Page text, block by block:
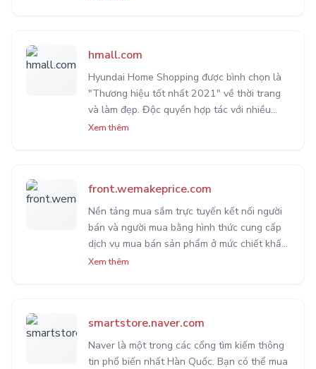
mắc và vấn đề của khách hàng một cách
điểm nêu trên, Coupang đã trở thành lựa
chọn hàng đầu cho người tiêu dùng tại Hàn
Quốc và nhiều quốc gia khác trên thế giới.
hmall.com
Hyundai Home Shopping được bình chọn là
"Thương hiệu tốt nhất 2021" về thời trang
và làm đẹp. Độc quyền hợp tác với nhiều
thương hiệu nổi tiếng như Lee Sang-bong
Xem thêm
front.wemakeprice.com
Nền tảng mua sắm trực tuyến kết nối người
bán và người mua bằng hình thức cung cấp
dịch vụ mua bán sản phẩm ở mức chiết khấu
tốt nhất cho các mặt hàng về thực phẩm,
Xem thêm
smartstore.naver.com
Naver là một trong các cổng tìm kiếm thông
tin phổ biến nhất Hàn Quốc. Bạn có thể mua